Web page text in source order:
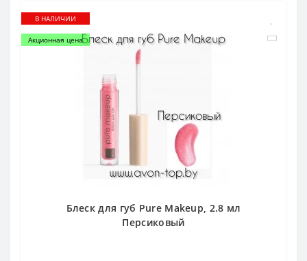
В НАЛИЧИИ
Акционная цена
Блеск для губ Pure Makeup, 2.8 мл
Персиковый